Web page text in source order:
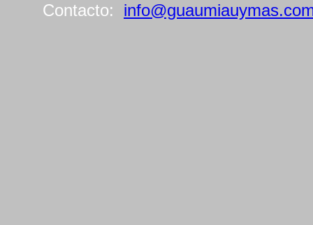
Contacto: